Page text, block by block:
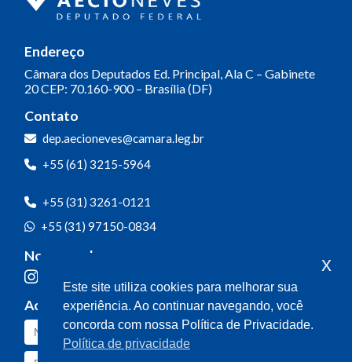
Endereço
Câmara dos Deputados Ed. Principal, Ala C – Gabinete
20CEP: 70.160-900 – Brasília (DF)
Contato
dep.aecioneves@camara.leg.br
+55 (61) 3215-5964
+55 (31) 3261-0121
+55 (31) 97150-0834
Nossas redes
Acompanhe o meu mandato
Este site utiliza cookies para melhorar sua
experiência. Ao continuar navegando, você
concorda com nossa Política de Privacidade.
Política de privacidade
x